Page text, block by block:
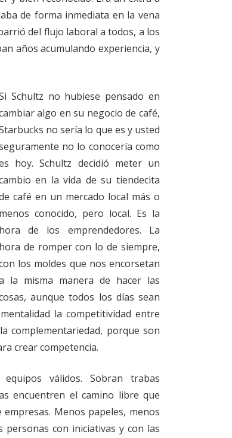
de forma inmediata en la vena
del flujo laboral a todos, a los
años acumulando experiencia, y
Schultz no hubiese pensado en
algo en su negocio de café,
no sería lo que es y usted
no lo conocería como
hoy. Schultz decidió meter un
en la vida de su tiendecita
café en un mercado local más o
menos conocido, pero local. Es la
hora de los emprendedores. La
hora de romper con lo de siempre,
los moldes que nos encorsetan
la misma manera de hacer las
aunque todos los días sean
la competitividad entre
complementariedad, porque son
crear competencia.
válidos. Sobran trabas
encuentren el camino libre que
Menos papeles, menos
personas con iniciativas y con las